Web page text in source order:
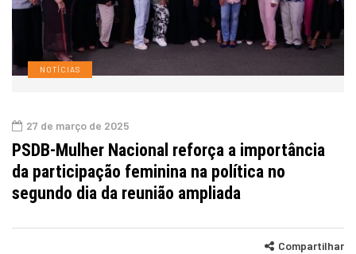
NOTÍCIAS
27 de março de 2025
PSDB-Mulher Nacional reforça a importância
da participação feminina na política no
segundo dia da reunião ampliada
Compartilhar